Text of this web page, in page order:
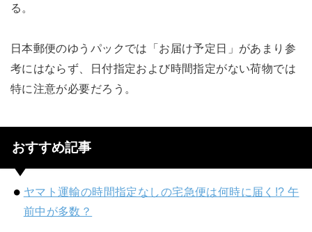
る。
日本郵便のゆうパックでは「お届け予定日」があまり参
考にはならず、日付指定および時間指定がない荷物では
特に注意が必要だろう。
おすすめ記事
ヤマト運輸の時間指定なしの宅急便は何時に届く!? 午
前中が多数？